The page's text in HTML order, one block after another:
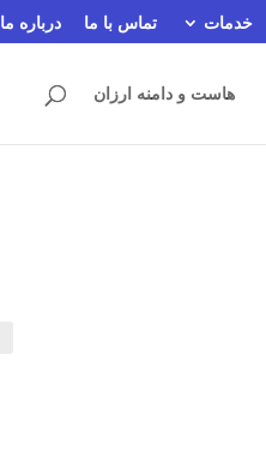
خدمات تماس با ما درباره ما
هاست و دامنه ارزان